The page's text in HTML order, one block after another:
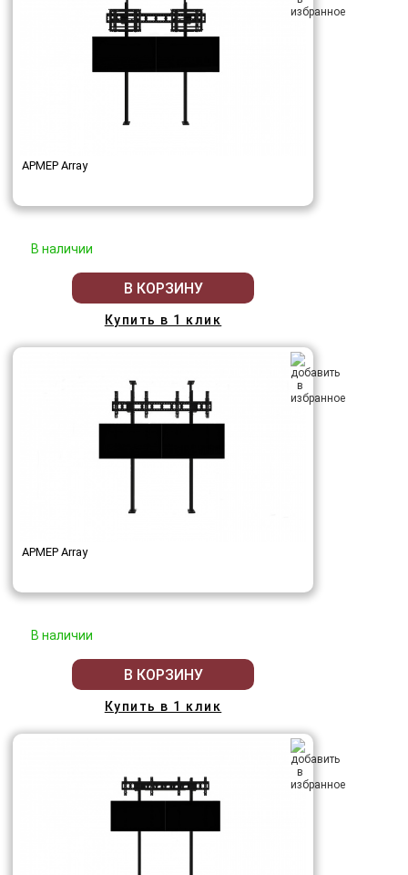
АРМЕР Array
В наличии
В КОРЗИНУ
Купить в 1 клик
АРМЕР Array
В наличии
В КОРЗИНУ
Купить в 1 клик